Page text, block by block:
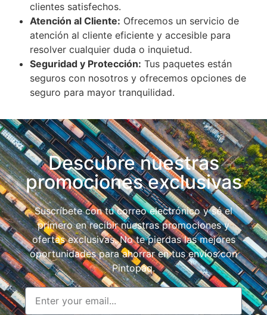
clientes satisfechos.
Atención al Cliente: Ofrecemos un servicio de
atención al cliente eficiente y accesible para
resolver cualquier duda o inquietud.
Seguridad y Protección: Tus paquetes están
seguros con nosotros y ofrecemos opciones de
seguro para mayor tranquilidad.
Descubre nuestras
promociones exclusivas
Suscríbete con tu correo electrónico y sé el
primero en recibir nuestras promociones y
ofertas exclusivas. No te pierdas las mejores
oportunidades para ahorrar en tus envíos con
Pintopaq.